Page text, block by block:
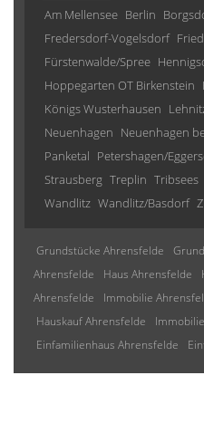
Am Mellensee Berlin
Fredersdorf-Vogelsdorf
Fürstenwalde/Spree
Hoppegarten OT Birkenstein
Königs Wusterhausen
Neuenhagen Neuenhagen
Panketal Petershagen/
Strausberg Treplin Tribsees
Wandlitz Wandlitz/Basdorf
Grundstücke Ahrensfelde
Ahrensfelde
Haus Ahrensfelde
Ahrensfelde
Immobilie
Hauskauf Ahrensfelde
Einfamilienhaus Ahrensfelde